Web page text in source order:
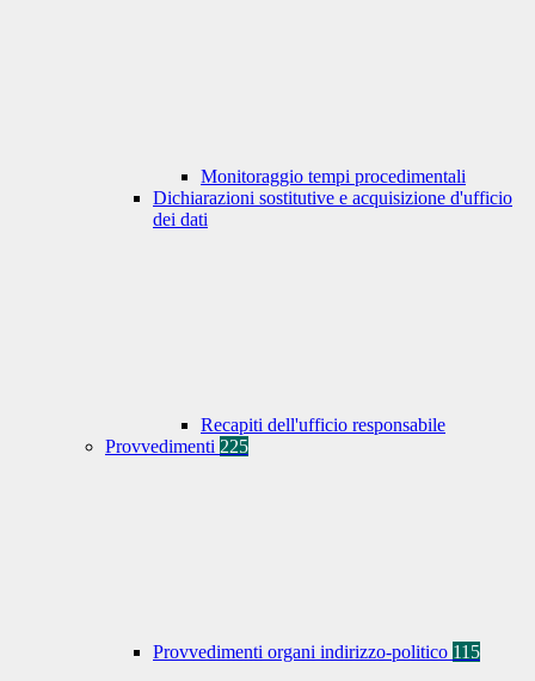
Monitoraggio tempi procedimentali
Dichiarazioni sostitutive e acquisizione d'ufficio
dei dati
Recapiti dell'ufficio responsabile
Provvedimenti 225
Provvedimenti organi indirizzo-politico 115